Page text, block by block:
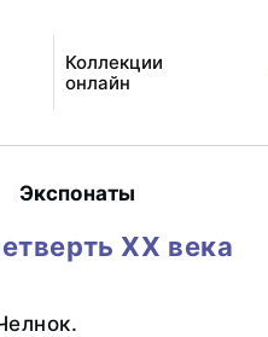
Коллекции
онлайн
Экспонаты
XX века